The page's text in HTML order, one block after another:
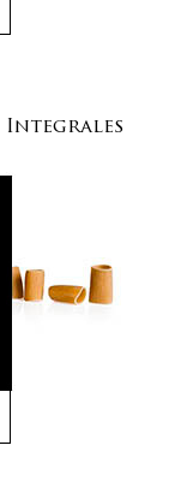
Integrales